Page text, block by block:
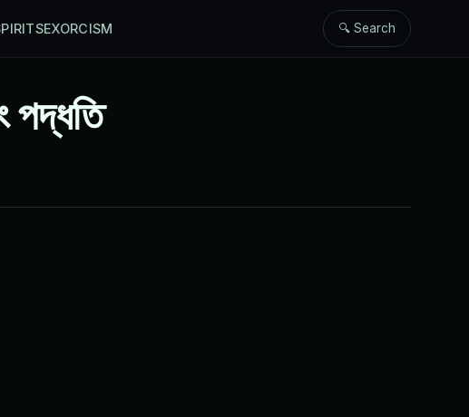
EXORCISM 🔍 Search
পদ্ধতি